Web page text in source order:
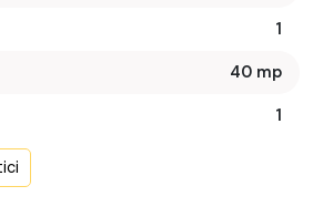
1
40 mp
1